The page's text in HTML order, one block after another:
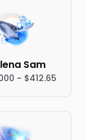
Sam
~ $412.65